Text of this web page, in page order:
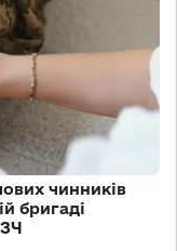
чинників
бригаді